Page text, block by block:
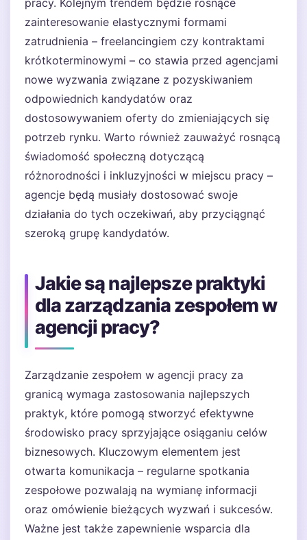
pracy. Kolejnym trendem będzie rosnące
zainteresowanie elastycznymi formami
zatrudnienia – freelancingiem czy kontraktami
krótkoterminowymi – co stawia przed agencjami
nowe wyzwania związane z pozyskiwaniem
odpowiednich kandydatów oraz
dostosowywaniem oferty do zmieniających się
potrzeb rynku. Warto również zauważyć rosnącą
świadomość społeczną dotyczącą
różnorodności i inkluzyjności w miejscu pracy –
agencje będą musiały dostosować swoje
działania do tych oczekiwań, aby przyciągnąć
szeroką grupę kandydatów.
Jakie są najlepsze praktyki
dla zarządzania zespołem w
agencji pracy?
Zarządzanie zespołem w agencji pracy za
granicą wymaga zastosowania najlepszych
praktyk, które pomogą stworzyć efektywne
środowisko pracy sprzyjające osiąganiu celów
biznesowych. Kluczowym elementem jest
otwarta komunikacja – regularne spotkania
zespołowe pozwalają na wymianę informacji
oraz omówienie bieżących wyzwań i sukcesów.
Ważne jest także zapewnienie wsparcia dla